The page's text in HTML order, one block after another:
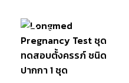
มีสินค้า